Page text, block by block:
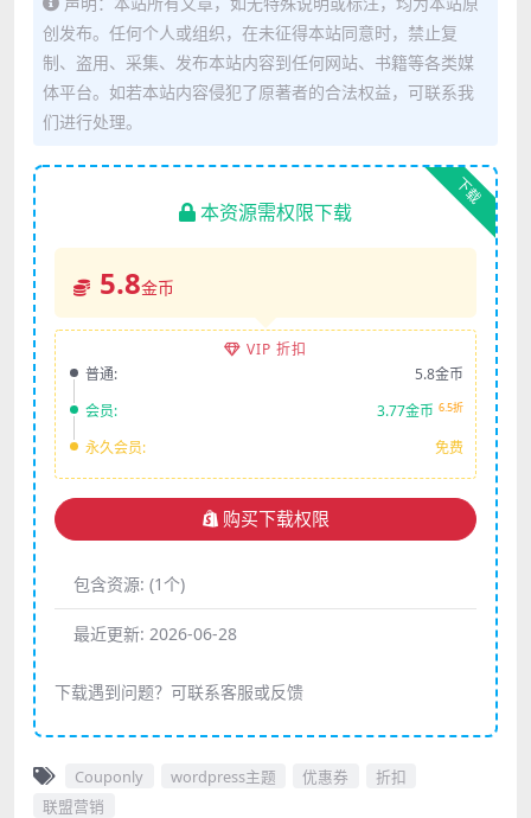
创发布。任何个人或组织，在未征得本站同意时，禁止复
制、盗用、采集、发布本站内容到任何网站、书籍等各类媒
体平台。如若本站内容侵犯了原著者的合法权益，可联系我
们进行处理。
下载
本资源需权限下载
5.8金币
VIP 折扣
普通:
5.8金币
会员:
3.77金币 6.5折
永久会员: 免费
购买下载权限
包含资源: (1个)
最近更新: 2026-06-28
下载遇到问题？可联系客服或反馈
Couponly wordpress主题 优惠券
折扣
联盟营销